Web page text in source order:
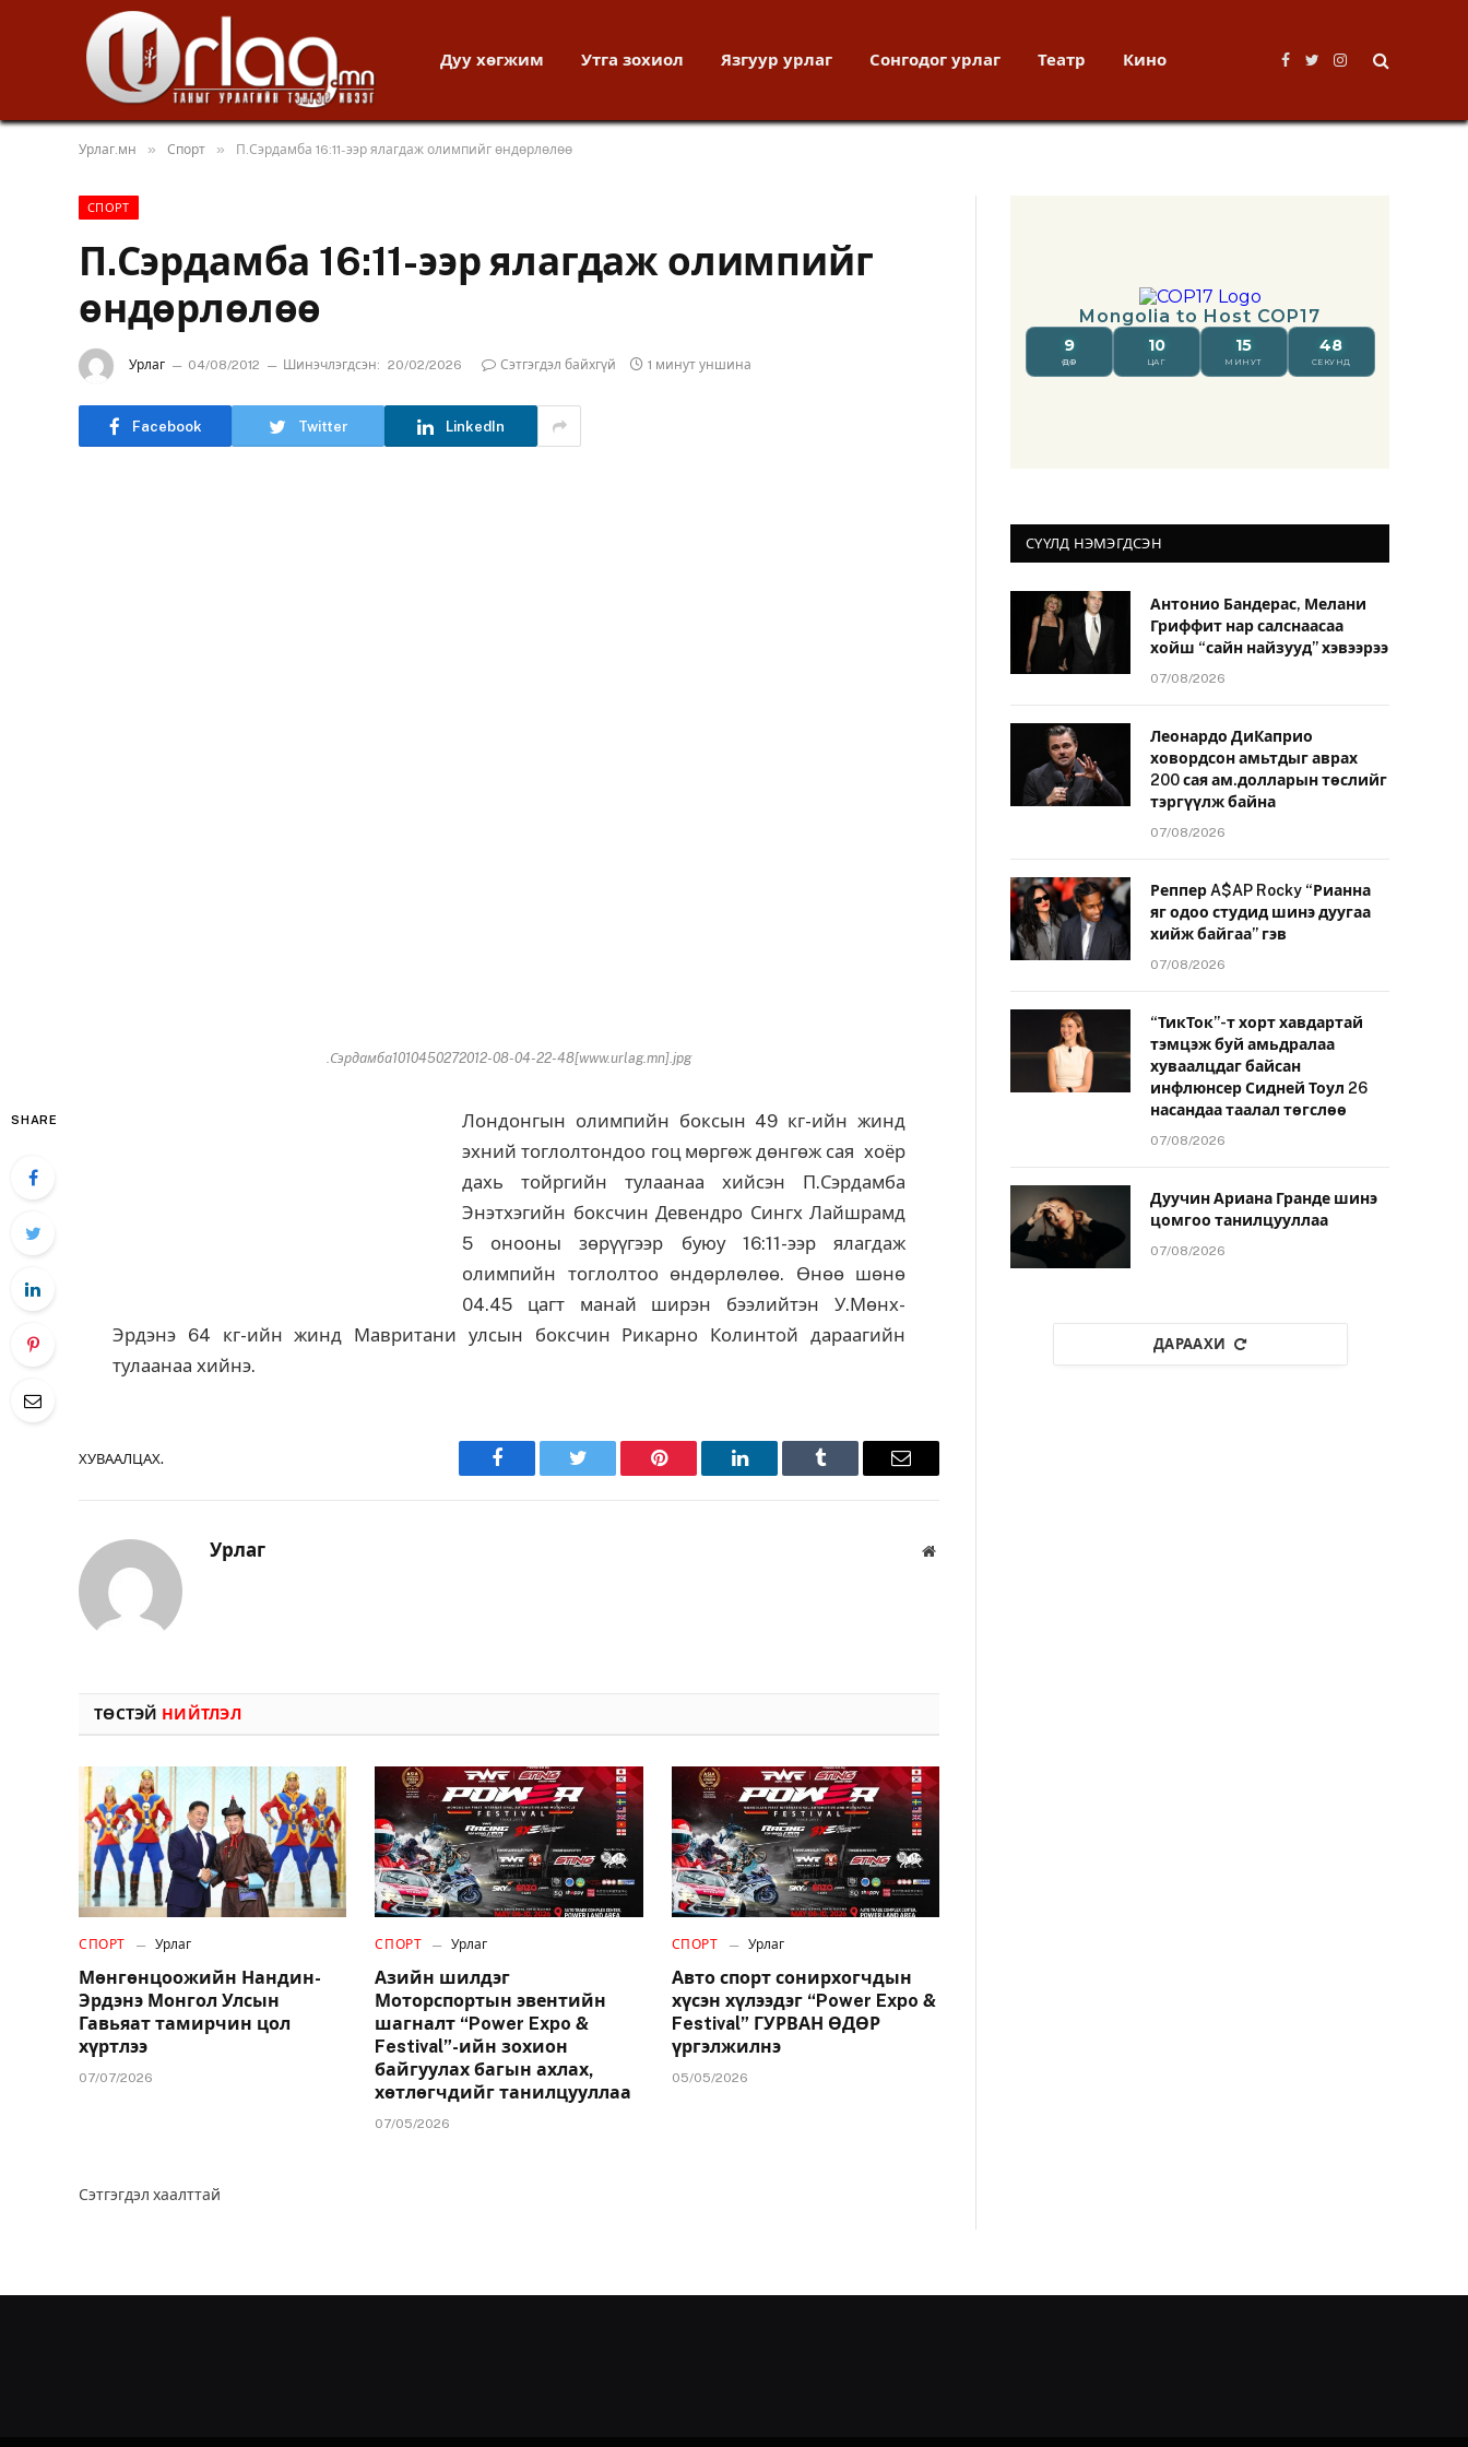
Дуу хөгжим Утга зохиол Язгуур урлаг Сонгодог урлаг Театр Кино
Facebook
TwitterInstagram
Урлаг.мн » Спорт » П.Сэрдамба 16:11-ээр ялагдаж олимпийг өндөрлөлөө
СПОРТ
П.Сэрдамба 16:11-ээр ялагдаж олимпийг
өндөрлөлөө
Урлаг 04/08/2012 Шинэчлэгдсэн: 20/02/2026 Сэтгэгдэл байхгүй 1 минут уншина
Facebook Twitter LinkedIn
.Сэрдамба1010450272012-08-04-22-48[www.urlag.mn].jpg
SHARE
Лондонгын олимпийн боксын 49 кг-ийн жинд
эхний тоглолтондоо гоц мөргөж дөнгөж сая хоёр
дахь тойргийн тулаанаа хийсэн П.Сэрдамба
Энэтхэгийн боксчин Девендро Сингх Лайшрамд
5 онооны зөрүүгээр буюу 16:11-ээр ялагдаж
олимпийн тоглолтоо өндөрлөлөө. Өнөө шөнө
04.45 цагт манай ширэн бээлийтэн У.Мөнх-
Эрдэнэ 64 кг-ийн жинд Мавритани улсын боксчин Рикарно Колинтой дараагийн
тулаанаа хийнэ.
ХУВААЛЦАХ.
Facebook Twitter Pinterest LinkedIn Tumblr Имэйл
Урлаг Вэбсайт
ТӨСТЭЙ НИЙТЛЭЛ
СПОРТ Урлаг
Мөнгөнцоожийн Нандин-
Эрдэнэ Монгол Улсын
Гавьяат тамирчин цол
хүртлээ
07/07/2026
СПОРТ Урлаг
Азийн шилдэг
Моторспортын эвентийн
шагналт “Power Expo &
Festival”-ийн зохион
байгуулах багын ахлах,
хөтлөгчдийг танилцууллаа
07/05/2026
СПОРТ Урлаг
Авто спорт сонирхогчдын
хүсэн хүлээдэг “Power Expo &
Festival” ГУРВАН ӨДӨР
үргэлжилнэ
05/05/2026
Сэтгэгдэл хаалттай
СҮҮЛД НЭМЭГДСЭН
Антонио Бандерас, Мелани
Гриффит нар салснаасаа
хойш “сайн найзууд” хэвээрээ
07/08/2026
Леонардо ДиКаприо
ховордсон амьтдыг аврах
200 сая ам.долларын төслийг
тэргүүлж байна
07/08/2026
Реппер A$AP Rocky “Рианна
яг одоо студид шинэ дуугаа
хийж байгаа” гэв
07/08/2026
“ТикТок”-т хорт хавдартай
тэмцэж буй амьдралаа
хуваалцдаг байсан
инфлюнсер Сидней Тоул 26
насандаа таалал төгслөө
07/08/2026
Дуучин Ариана Гранде шинэ
цомгоо танилцууллаа
07/08/2026
ДАРААХИ